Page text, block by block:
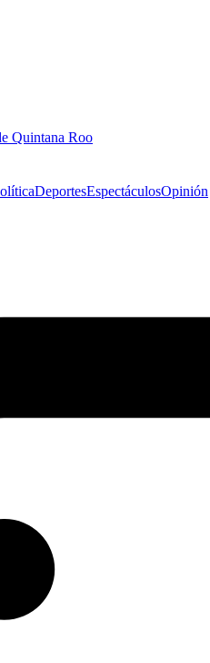
Quintana Roo
DeportesEspectáculosOpinión